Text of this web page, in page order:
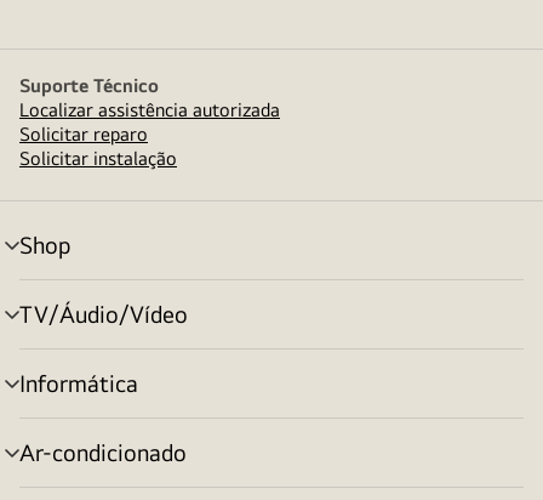
Suporte Técnico
Localizar assistência autorizada
Solicitar reparo
Solicitar instalação
Shop
alternar
menu
TV/Áudio/Vídeo
alternar
menu
Informática
alternar
menu
Ar-condicionado
alternar
menu